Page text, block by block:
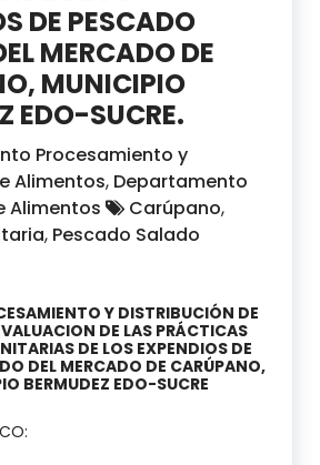
DE PESCADO
MERCADO DE
MUNICIPIO
EDO-SUCRE.
Procesamiento y
Alimentos, Departamento
Alimentos
Carúpano,
, Pescado Salado
Y DISTRIBUCIÓN DE
DE LAS PRÁCTICAS
DE LOS EXPENDIOS DE
DEL MERCADO DE CARÚPANO,
BERMUDEZ EDO-SUCRE